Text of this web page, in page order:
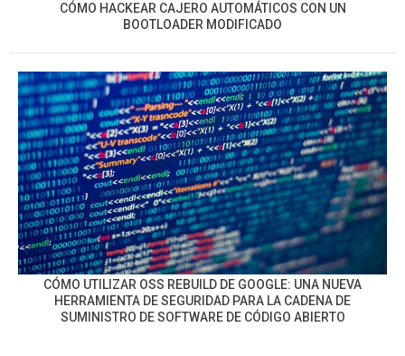
CÓMO HACKEAR CAJERO AUTOMÁTICOS CON UN
BOOTLOADER MODIFICADO
CÓMO UTILIZAR OSS REBUILD DE GOOGLE: UNA NUEVA
HERRAMIENTA DE SEGURIDAD PARA LA CADENA DE
SUMINISTRO DE SOFTWARE DE CÓDIGO ABIERTO